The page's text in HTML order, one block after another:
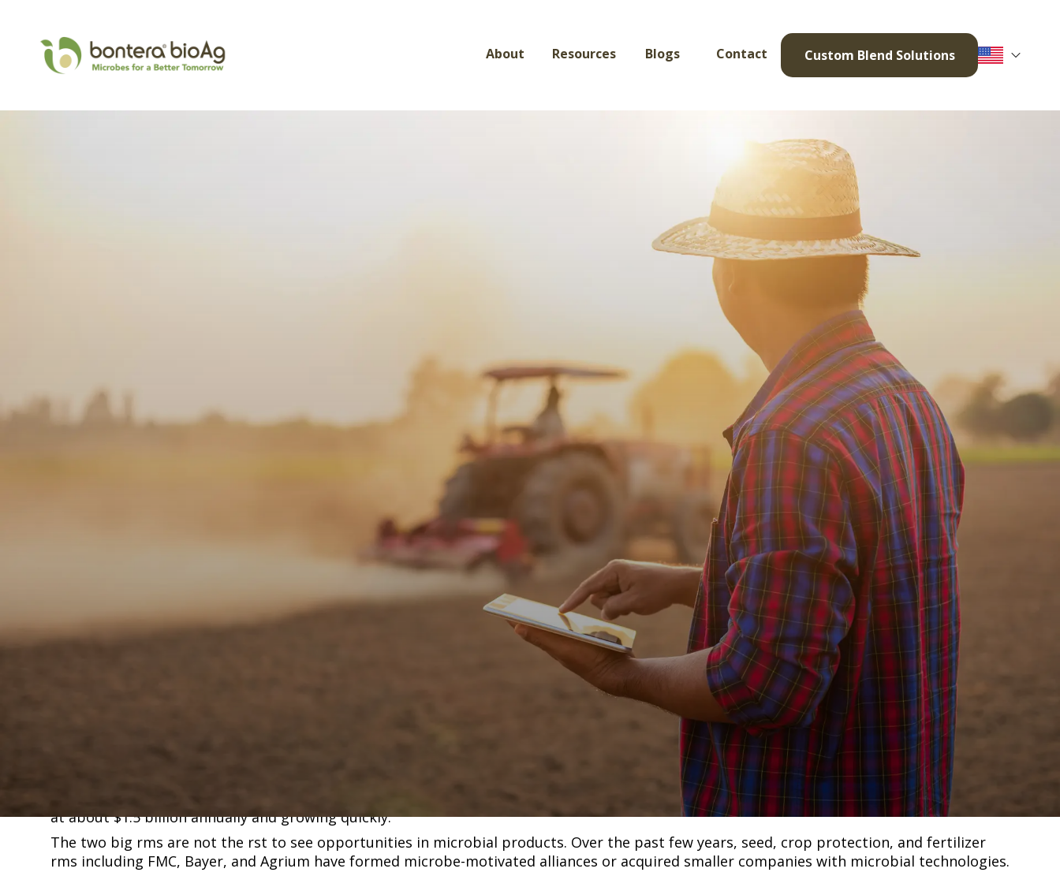
About Resources Blogs Contact Custom Blend Solutions
GROWING PROFITS WITH MICROBES​​​​‌ ‍ ​‍​‍‌‍ ‌ ​‍‌‍‍‌‌‍‌ ‌‍‍‌‌‍ ‍​‍​‍​ ‍‍​‍​‍‌ ​ ‌‍​‌‌‍ ‍‌‍‍‌‌ ‌​‌ ‍‌​‍ ‍‌‍‍‌‌‍ ​‍​‍​‍ ​​‍​‍‌‍‍​‌ ​‍‌‍‌‌‌‍‌‍​‍​‍​ ‍‍​‍​‍​‍ ‌ ​ ‌ ‌​‌ ‌‌‌‍‌​‌‍‍‌‌‍ ​‍ ‌‍‍‌‌‍ ‍‌ ‌​‌‍‌‌‌‍ ‍‌ ‌​​‍ ‌‍‌‌‌‍‌​‌‍‍‌‌ ‌​​‍ ‌‍ ‌‌‍ ‌‍‌​‌‍‌‌​ ‌‌ ​​‌ ​‍‌‍‌‌‌ ​ ‌‍‌‌‌‍ ‍‌ ‌​‌‍​‌‌ ‌​‌‍‍‌‌‍ ‌‍ ‍​ ‍ ‌‍‍‌‌‍‌​​ ‌‌ ​​‌‍ ‌ ​ ‌ ‌​​‍ ‍‌ ​ ‌‍​‌​‍ ‍‌‍‌ ‌ ​‍‌‍ ‌ ‌ ‌‍‍‌‌‍ ‍‌‍‌ ​‍ ‌‌ ​​‌ ​‍‌‍ ‌‍‌‍‌‍‍‌‌ ‌​‌ ​ ​‍ ‌‌ ‌ ‌‍‍‌‌ ‌​‌‍‍​​‍ ‌‌‍ ‌‌‍‍‌‌‍​ ‌ ​‍‌‍ ‌‍​‍‌‍‌‌‌ ​ ​ ‍ ‌ ‌​‌ ‍‌‌ ​​‌‍‌‌​ ‌‌ ​​‌‍ ‌ ​ ‌ ‌​​ ‍ ‌ ​​‌‍​‌‌ ‌​‌‍‍​​ ‌‌ ‌​‌‍‍‌‌ ‌​‌‍ ​‌‍‌‌​ ‌‍​‍‌‍​‌‌ ​ ‌‍‌‌‌‌‌‌‌ ​‍‌‍ ​​ ‌​‍‌‌​ ​‍‌​‌‍‌ ​ ‌ ‌​‌ ‌‌‌‍‌​‌‍‍‌‌‍ ​‍‌‍‌‍‍‌‌‍‌​​ ‌‌ ​​‌‍ ‌ ​ ‌ ‌​​‍ ‍‌ ​ ‌‍​‌​‍ ‍‌‍‌ ‌ ​‍‌‍ ‌ ‌ ‌‍‍‌‌‍ ‍‌‍‌ ​‍ ‌‌ ​​‌ ​‍‌‍ ‌‍‌‍‌‍‍‌‌ ‌​‌ ​ ​‍ ‌‌ ‌ ‌‍‍‌‌ ‌​‌‍‍​​‍ ‌‌‍ ‌‌‍‍‌‌‍​ ‌ ​‍‌‍ ‌‍​‍‌‍‌‌‌ ​ ​‍‌‍‌ ‌​‌ ‍‌‌ ​​‌‍‌‌​ ‌‌ ​​‌‍ ‌ ​ ‌ ‌​​‍‌‍‌ ​​‌‍​‌‌ ‌​‌‍‍​​ ‌‌ ‌​‌‍‍‌‌ ‌​‌‍ ​‌‍‌‌​‍‌‍‌ ​​‌‍‌‌‌ ​‍‌ ​ ‌ ​​‌‍‌‌‌‍​ ‌ ‌​‌‍‍‌‌ ‌‍‌‍‌‌​ ‌‌ ​​‌ ‌‌‌‍​‍‌‍ ​‌‍‍‌‌ ​ ‌‍‍​‌‍‌‌‌‍‌​​‍​‍‌ ‌
Chemical and Engineering News​​​​‌ ‍ ​‍​‍‌‍ ‌ ​‍‌‍‍‌‌‍‌ ‌‍‍‌‌‍ ‍​‍​‍​ ‍‍​‍​‍‌ ​ ‌‍​‌‌‍ ‍‌‍‍‌‌ ‌​‌ ‍‌​‍ ‍‌‍‍‌‌‍ ​‍​‍​‍ ​​‍​‍‌‍‍​‌ ​‍‌‍‌‌‌‍‌‍​‍​‍​ ‍‍​‍​‍​‍ ‌ ​ ‌ ‌​‌ ‌‌‌‍‌​‌‍‍‌‌‍ ​‍ ‌‍‍‌‌‍ ‍‌ ‌​‌‍‌‌‌‍ ‍‌ ‌​​‍ ‌‍‌‌‌‍‌​‌‍‍‌‌ ‌​​‍ ‌‍ ‌‌‍ ‌‍‌​‌‍‌‌​ ‌‌ ​​‌ ​‍‌‍‌‌‌ ​ ‌‍‌‌‌‍ ‍‌ ‌​‌‍​‌‌ ‌​‌‍‍‌‌‍ ‌‍ ‍​ ‍ ‌‍‍‌‌‍‌​​ ‌‌‍​‌‌ ‌‌‌ ‌​‌‍‍​‌‍ ‌ ​‍​‍ ‍‌ ​ ‌‍​‌​‍ ‍‌‍​ ‌‍‍​‌‍‌‌‌‍ ‌‌‍‍‌‌‍​ ‌‍​‌‌‍ ​​‍ ‌‌‍​‌‌‍ ‍‌‍‌​​‍ ‌‌‍‌‌‌‍ ‍‌‍‌ ‌‍‍‌‌‍ ‍‌‍‌‌‌‍‌‌‌ ​‍‌‍‍‌‌‍ ‍‌‍‌ ​‍ ‌‌‍ ‍‌‍‌‌‌ ‌ ‌ ​ ​ ‍ ‌ ‌​‌ ‍‌‌ ​​‌‍‌‌​ ‌‌‍​‌‌ ‌‌‌ ‌​‌‍‍​‌‍ ‌ ​‍​ ‍ ‌ ​​‌‍​‌‌ ‌​‌‍‍​​ ‌‌‍ ‍‌‍​‌‌‍ ‌‌‍‌‌​ ‌‍​‍‌‍​‌‌ ​ ‌‍‌‌‌‌‌‌‌ ​‍‌‍ ​​ ‌​‍‌‌​ ​‍‌​‌‍‌ ​ ‌ ‌​‌ ‌‌‌‍‌​‌‍‍‌‌‍ ​‍‌‍‌‍‍‌‌‍‌​​ ‌‌‍​‌‌ ‌‌‌ ‌​‌‍‍​‌‍ ‌ ​‍​‍ ‍‌ ​ ‌‍​‌​‍ ‍‌‍​ ‌‍‍​‌‍‌‌‌‍ ‌‌‍‍‌‌‍​ ‌‍​‌‌‍ ​​‍ ‌‌‍​‌‌‍ ‍‌‍‌​​‍ ‌‌‍‌‌‌‍ ‍‌‍‌ ‌‍‍‌‌‍ ‍‌‍‌‌‌‍‌‌‌ ​‍‌‍‍‌‌‍ ‍‌‍‌ ​‍ ‌‌‍ ‍‌‍‌‌‌ ‌ ‌ ​ ​‍‌‍‌ ‌​‌ ‍‌‌ ​​‌‍‌‌​ ‌‌‍​‌‌ ‌‌‌ ‌​‌‍‍​‌‍ ‌ ​‍​‍‌‍‌ ​​‌‍​‌‌ ‌​‌‍‍​​ ‌‌‍ ‍‌‍​‌‌‍ ‌‌‍‌‌​‍‌‍‌ ​​‌‍‌‌‌ ​‍‌ ​ ‌ ​​‌‍‌‌‌‍​ ‌ ‌​‌‍‍‌‌ ‌‍‌‍‌‌​ ‌‌ ​​‌ ‌‌‌‍​‍‌‍ ​‌‍‍‌‌ ​ ‌‍‍​‌‍‌‌‌‍‌​​‍​‍‌ ‌
Agriculture industry seizes on beneficial fungi and bacteria to help thwart disease and increase
, published in Chemical and Engineering News Vol 92, Issue 37)​​​​‌ ‍ ​‍​‍‌‍ ‌ ​‍‌‍‍‌‌‍‌ ‌‍‍‌‌‍ ‍​‍​‍​ ‍‍​‍​‍‌ ​ ‌‍​‌‌‍ ‍‌‍‍‌‌ ‌​‌ ‍‌​‍ ‍‌‍‍‌‌‍ ​‍​‍​‍ ​​‍​‍‌‍‍​‌ ​‍‌‍‌‌‌‍‌‍​‍​‍​ ‍‍​‍​‍​‍ ‌ ​ ‌ ‌​‌ ‌‌‌‍‌​‌‍‍‌‌‍ ​‍ ‌‍‍‌‌‍ ‍‌ ‌​‌‍‌‌‌‍ ‍‌ ‌​​‍ ‌‍‌‌‌‍‌​‌‍‍‌‌ ‌​​‍ ‌‍ ‌‌‍ ‌‍‌​‌‍‌‌​ ‌‌ ​​‌ ​‍‌‍‌‌‌ ​ ‌‍‌‌‌‍ ‍‌ ‌​‌‍​‌‌ ‌​‌‍‍‌‌‍ ‌‍ ‍​ ‍ ‌‍‍‌‌‍‌​​ ‌‌ ​​‌‍ ‌ ​ ‌ ‌​​‍ ‍‌ ​ ‌‍​‌​‍ ‍‌‍‌ ‌ ​‍‌‍ ‌ ‌ ‌‍‍‌‌‍ ‍‌‍‌ ​‍ ‌‌ ​​‌ ​‍‌‍ ‌‍‌‍‌‍‍‌‌ ‌​‌ ​ ​‍ ‌‌ ‌ ‌‍‍‌‌ ‌​‌‍‍​​‍ ‌‌‍ ‌‌‍‍‌‌‍​ ‌ ​‍‌‍ ‌‍​‍‌‍‌‌‌ ​ ​ ‍ ‌ ‌​‌ ‍‌‌ ​​‌‍‌‌​ ‌‌ ​​‌‍ ‌ ​ ‌ ‌​​ ‍ ‌ ​​‌‍​‌‌ ‌​‌‍‍​​ ‌‌‍​‍‌‍ ‌‍‌​‌ ‍‌​‍‌‌​ ‌‌‌​​‍‌‌ ‌‍‍ ‌‍‌‌‌ ‍‌​‍‌‌​ ​ ‌​‌​​‍‌‌​ ​ ‌​‌​​‍‌‌​ ​‍​ ​‍​ ‌‌‌‍​‍​ ‍‌​ ​ ‌‍​ ​ ‍‌‌‍​ ​ ‌‌‌‍‌‌​ ‍​‌‍​‌‌‍​‍​‍‌‌​ ​‍​ ​‍​‍‌‌​ ‌‌‌​‌​​‍ ‍‌‍​ ‌‍‍​‌‍‍‌‌‍ ​‌‍‌​‌ ​‍‌‍‌‌‌‍ ‍​‍‌‌​ ‌‌‌​​‍‌‌ ‌‍‍ ‌‍‌‌‌ ‍‌​‍‌‌​ ​ ‌​‌​​‍‌‌​ ​ ‌​‌​​‍‌‌​ ​‍​ ​‍‌‍​‍​ ​‌‌‍‌‍​ ​​​ ‌​‌‍‌‍​ ​​‌‍‌​‌‍​‌​ ‍​​ ​‌​ ​​​‍‌‌​ ​‍​ ​‍​‍‌‌​ ‌‌‌​‌​​‍ ‍‌ ‌​‌‍‌‌‌ ‍​‌ ‌​​ ‌‍​‍‌‍​‌‌ ​ ‌‍‌‌‌‌‌‌‌ ​‍‌‍ ​​ ‌​‍‌‌​ ​‍‌​‌‍‌ ​ ‌ ‌​‌ ‌‌‌‍‌​‌‍‍‌‌‍ ​‍‌‍‌‍‍‌‌‍‌​​ ‌‌ ​​‌‍ ‌ ​ ‌ ‌​​‍ ‍‌ ​ ‌‍​‌​‍ ‍‌‍‌ ‌ ​‍‌‍ ‌ ‌ ‌‍‍‌‌‍ ‍‌‍‌ ​‍ ‌‌ ​​‌ ​‍‌‍ ‌‍‌‍‌‍‍‌‌ ‌​‌ ​ ​‍ ‌‌ ‌ ‌‍‍‌‌ ‌​‌‍‍​​‍ ‌‌‍ ‌‌‍‍‌‌‍​ ‌ ​‍‌‍ ‌‍​‍‌‍‌‌‌ ​ ​‍‌‍‌ ‌​‌ ‍‌‌ ​​‌‍‌‌​ ‌‌ ​​‌‍ ‌ ​ ‌ ‌​​‍‌‍‌ ​​‌‍​‌‌ ‌​‌‍‍​​ ‌‌‍​‍‌‍ ‌‍‌​‌ ‍‌​‍‌‌​ ‌‌‌​​‍‌‌ ‌‍‍ ‌‍‌‌‌ ‍‌​‍‌‌​ ​ ‌​‌​​‍‌‌​ ​ ‌​‌​​‍‌‌​ ​‍​ ​‍​ ‌‌‌‍​‍​ ‍‌​ ​ ‌‍​ ​ ‍‌‌‍​ ​ ‌‌‌‍‌‌​ ‍​‌‍​‌‌‍​‍​‍‌‌​ ​‍​ ​‍​‍‌‌​ ‌‌‌​‌​​‍ ‍‌‍​ ‌‍‍​‌‍‍‌‌‍ ​‌‍‌​‌ ​‍‌‍‌‌‌‍ ‍​‍‌‌​ ‌‌‌​​‍‌‌ ‌‍‍ ‌‍‌‌‌ ‍‌​‍‌‌​ ​ ‌​‌​​‍‌‌​ ​ ‌​‌​​‍‌‌​ ​‍​ ​‍‌‍​‍​ ​‌‌‍‌‍​ ​​​ ‌​‌‍‌‍​ ​​‌‍‌​‌‍​‌​ ‍​​ ​‌​ ​​​‍‌‌​ ​‍​ ​‍​‍‌‌​ ‌‌‌​‌​​‍ ‍‌ ‌​‌‍‌‌‌ ‍​‌ ‌​​‍‌‍‌ ​​‌‍‌‌‌ ​‍‌ ​ ‌ ​​‌‍‌‌‌‍​ ‌ ‌​‌‍‍‌‌ ‌‍‌‍‌‌​ ‌‌ ​​‌ ‌‌‌‍​‍‌‍ ​‌‍‍‌‌ ​ ‌‍‍​‌‍‌‌‌‍‌​​‍​‍‌ ‌
chairman of the agribusiness giant Monsanto, calls microbes “the next major platform in agriculture that will drive yield and
productivity beyond the seed itself.” And seed treatments incorporating those microbes, he says, are “the biggest near-term opportunity.”​​​​‌ ‍ ​‍​‍‌‍ ‌ ​‍‌‍‍‌‌‍‌ ‌‍‍‌‌‍ ‍​‍​‍​ ‍‍​‍​‍‌ ​ ‌‍​‌‌‍ ‍‌‍‍‌‌ ‌​‌ ‍‌​‍ ‍‌‍‍‌‌‍ ​‍​‍​‍ ​​‍​‍‌‍‍​‌ ​‍‌‍‌‌‌‍‌‍​‍​‍​ ‍‍​‍​‍​‍ ‌ ​ ‌ ‌​‌ ‌‌‌‍‌​‌‍‍‌‌‍ ​‍ ‌‍‍‌‌‍ ‍‌ ‌​‌‍‌‌‌‍ ‍‌ ‌​​‍ ‌‍‌‌‌‍‌​‌‍‍‌‌ ‌​​‍ ‌‍ ‌‌‍ ‌‍‌​‌‍‌‌​ ‌‌ ​​‌ ​‍‌‍‌‌‌ ​ ‌‍‌‌‌‍ ‍‌ ‌​‌‍​‌‌ ‌​‌‍‍‌‌‍ ‌‍ ‍​ ‍ ‌‍‍‌‌‍‌​​ ‌‌ ​​‌‍ ‌ ​ ‌ ‌​​‍ ‍‌ ​ ‌‍​‌​‍ ‍‌‍‌ ‌ ​‍‌‍ ‌ ‌ ‌‍‍‌‌‍ ‍‌‍‌ ​‍ ‌‌ ​​‌ ​‍‌‍ ‌‍‌‍‌‍‍‌‌ ‌​‌ ​ ​‍ ‌‌ ‌ ‌‍‍‌‌ ‌​‌‍‍​​‍ ‌‌‍ ‌‌‍‍‌‌‍​ ‌ ​‍‌‍ ‌‍​‍‌‍‌‌‌ ​ ​ ‍ ‌ ‌​‌ ‍‌‌ ​​‌‍‌‌​ ‌‌ ​​‌‍ ‌ ​ ‌ ‌​​ ‍ ‌ ​​‌‍​‌‌ ‌​‌‍‍​​ ‌‌‍​‍‌‍ ‌‍‌​‌ ‍‌​‍‌‌​ ‌‌‌​​‍‌‌ ‌‍‍ ‌‍‌‌‌ ‍‌​‍‌‌​ ​ ‌​‌​​‍‌‌​ ​ ‌​‌​​‍‌‌​ ​‍​ ​‍​ ​‌​ ‌ ‌‍​‌‌‍‌‌‌‍​‌‌‍‌‌‌‍‌​‌‍‌‌‌‍​‍​ ​‌​ ‌‍​ ​​​‍‌‌​ ​‍​ ​‍​‍‌‌​ ‌‌‌​‌​​‍ ‍‌‍​ ‌‍‍​‌‍‍‌‌‍ ​‌‍‌​‌ ​‍‌‍‌‌‌‍ ‍​‍‌‌​ ‌‌‌​​‍‌‌ ‌‍‍ ‌‍‌‌‌ ‍‌​‍‌‌​ ​ ‌​‌​​‍‌‌​ ​ ‌​‌​​‍‌‌​ ​‍​ ​‍​ ​‍​ ‍​‌‍‌‌‌‍​ ​ ‌​‌‍‌​‌‍‌​​ ‌ ​ ​ ​ ‌​‌‍‌‌‌‍​‍​ ​‌​‍‌‌​ ​‍​ ​‍​‍‌‌​ ‌‌‌​‌​​‍ ‍‌ ‌​‌‍‌‌‌ ‍​‌ ‌​​ ‌‍​‍‌‍​‌‌ ​ ‌‍‌‌‌‌‌‌‌ ​‍‌‍ ​​ ‌​‍‌‌​ ​‍‌​‌‍‌ ​ ‌ ‌​‌ ‌‌‌‍‌​‌‍‍‌‌‍ ​‍‌‍‌‍‍‌‌‍‌​​ ‌‌ ​​‌‍ ‌ ​ ‌ ‌​​‍ ‍‌ ​ ‌‍​‌​‍ ‍‌‍‌ ‌ ​‍‌‍ ‌ ‌ ‌‍‍‌‌‍ ‍‌‍‌ ​‍ ‌‌ ​​‌ ​‍‌‍ ‌‍‌‍‌‍‍‌‌ ‌​‌ ​ ​‍ ‌‌ ‌ ‌‍‍‌‌ ‌​‌‍‍​​‍ ‌‌‍ ‌‌‍‍‌‌‍​ ‌ ​‍‌‍ ‌‍​‍‌‍‌‌‌ ​ ​‍‌‍‌ ‌​‌ ‍‌‌ ​​‌‍‌‌​ ‌‌ ​​‌‍ ‌ ​ ‌ ‌​​‍‌‍‌ ​​‌‍​‌‌ ‌​‌‍‍​​ ‌‌‍​‍‌‍ ‌‍‌​‌ ‍‌​‍‌‌​ ‌‌‌​​‍‌‌ ‌‍‍ ‌‍‌‌‌ ‍‌​‍‌‌​ ​ ‌​‌​​‍‌‌​ ​ ‌​‌​​‍‌‌​ ​‍​ ​‍​ ​‌​ ‌ ‌‍​‌‌‍‌‌‌‍​‌‌‍‌‌‌‍‌​‌‍‌‌‌‍​‍​ ​‌​ ‌‍​ ​​​‍‌‌​ ​‍​ ​‍​‍‌‌​ ‌‌‌​‌​​‍ ‍‌‍​ ‌‍‍​‌‍‍‌‌‍ ​‌‍‌​‌ ​‍‌‍‌‌‌‍ ‍​‍‌‌​ ‌‌‌​​‍‌‌ ‌‍‍ ‌‍‌‌‌ ‍‌​‍‌‌​ ​ ‌​‌​​‍‌‌​ ​ ‌​‌​​‍‌‌​ ​‍​ ​‍​ ​‍​ ‍​‌‍‌‌‌‍​ ​ ‌​‌‍‌​‌‍‌​​ ‌ ​ ​ ​ ‌​‌‍‌‌‌‍​‍​ ​‌​‍‌‌​ ​‍​ ​‍​‍‌‌​ ‌‌‌​‌​​‍ ‍‌ ‌​‌‍‌‌‌ ‍​‌ ‌​​‍‌‍‌ ​​‌‍‌‌‌ ​‍‌ ​ ‌ ​​‌‍‌‌‌‍​ ‌ ‌​‌‍‍‌‌ ‌‍‌‍‌‌​ ‌‌ ​​‌ ‌‌‌‍​‍‌‍ ​‌‍‍‌‌ ​ ‌‍‍​‌‍‌‌‌‍‌​​‍​‍‌ ‌
Those declarations came at a press conference last December at which Monsanto and fermentation expert Novozymes revealed a strategic
alliance focused on microbial pesticides and growth-enhancing seed treatments. Monsanto estimated the global market for such remedies
at about $1.5 billion annually and growing quickly.​​​​‌ ‍ ​‍​‍‌‍ ‌ ​‍‌‍‍‌‌‍‌ ‌‍‍‌‌‍ ‍​‍​‍​ ‍‍​‍​‍‌ ​ ‌‍​‌‌‍ ‍‌‍‍‌‌ ‌​‌ ‍‌​‍ ‍‌‍‍‌‌‍ ​‍​‍​‍ ​​‍​‍‌‍‍​‌ ​‍‌‍‌‌‌‍‌‍​‍​‍​ ‍‍​‍​‍​‍ ‌ ​ ‌ ‌​‌ ‌‌‌‍‌​‌‍‍‌‌‍ ​‍ ‌‍‍‌‌‍ ‍‌ ‌​‌‍‌‌‌‍ ‍‌ ‌​​‍ ‌‍‌‌‌‍‌​‌‍‍‌‌ ‌​​‍ ‌‍ ‌‌‍ ‌‍‌​‌‍‌‌​ ‌‌ ​​‌ ​‍‌‍‌‌‌ ​ ‌‍‌‌‌‍ ‍‌ ‌​‌‍​‌‌ ‌​‌‍‍‌‌‍ ‌‍ ‍​ ‍ ‌‍‍‌‌‍‌​​ ‌‌ ​​‌‍ ‌ ​ ‌ ‌​​‍ ‍‌ ​ ‌‍​‌​‍ ‍‌‍‌ ‌ ​‍‌‍ ‌ ‌ ‌‍‍‌‌‍ ‍‌‍‌ ​‍ ‌‌ ​​‌ ​‍‌‍ ‌‍‌‍‌‍‍‌‌ ‌​‌ ​ ​‍ ‌‌ ‌ ‌‍‍‌‌ ‌​‌‍‍​​‍ ‌‌‍ ‌‌‍‍‌‌‍​ ‌ ​‍‌‍ ‌‍​‍‌‍‌‌‌ ​ ​ ‍ ‌ ‌​‌ ‍‌‌ ​​‌‍‌‌​ ‌‌ ​​‌‍ ‌ ​ ‌ ‌​​ ‍ ‌ ​​‌‍​‌‌ ‌​‌‍‍​​ ‌‌‍​‍‌‍ ‌‍‌​‌ ‍‌​‍‌‌​ ‌‌‌​​‍‌‌ ‌‍‍ ‌‍‌‌‌ ‍‌​‍‌‌​ ​ ‌​‌​​‍‌‌​ ​ ‌​‌​​‍‌‌​ ​‍​ ​‍‌‍​‌​ ‌‍​ ‌​​ ​‍​ ​‌​ ​ ‌‍​‌​ ​ ​ ‍‌‌‍​‌​ ‍​‌‍​‍​‍‌‌​ ​‍​ ​‍​‍‌‌​ ‌‌‌​‌​​‍ ‍‌‍​ ‌‍‍​‌‍‍‌‌‍ ​‌‍‌​‌ ​‍‌‍‌‌‌‍ ‍​‍‌‌​ ‌‌‌​​‍‌‌ ‌‍‍ ‌‍‌‌‌ ‍‌​‍‌‌​ ​ ‌​‌​​‍‌‌​ ​ ‌​‌​​‍‌‌​ ​‍​ ​‍‌‍‌‌​ ‌​‌‍​‍‌‍‌‍​ ‌‌‌‍​‍‌‍‌‍‌‍‌‍​ ​​​ ​‌​ ‌‌‌‍​‌​ ​​​‍‌‌​ ​‍​ ​‍​‍‌‌​ ‌‌‌​‌​​‍ ‍‌ ‌​‌‍‌‌‌ ‍​‌ ‌​​ ‌‍​‍‌‍​‌‌ ​ ‌‍‌‌‌‌‌‌‌ ​‍‌‍ ​​ ‌​‍‌‌​ ​‍‌​‌‍‌ ​ ‌ ‌​‌ ‌‌‌‍‌​‌‍‍‌‌‍ ​‍‌‍‌‍‍‌‌‍‌​​ ‌‌ ​​‌‍ ‌ ​ ‌ ‌​​‍ ‍‌ ​ ‌‍​‌​‍ ‍‌‍‌ ‌ ​‍‌‍ ‌ ‌ ‌‍‍‌‌‍ ‍‌‍‌ ​‍ ‌‌ ​​‌ ​‍‌‍ ‌‍‌‍‌‍‍‌‌ ‌​‌ ​ ​‍ ‌‌ ‌ ‌‍‍‌‌ ‌​‌‍‍​​‍ ‌‌‍ ‌‌‍‍‌‌‍​ ‌ ​‍‌‍ ‌‍​‍‌‍‌‌‌ ​ ​‍‌‍‌ ‌​‌ ‍‌‌ ​​‌‍‌‌​ ‌‌ ​​‌‍ ‌ ​ ‌ ‌​​‍‌‍‌ ​​‌‍​‌‌ ‌​‌‍‍​​ ‌‌‍​‍‌‍ ‌‍‌​‌ ‍‌​‍‌‌​ ‌‌‌​​‍‌‌ ‌‍‍ ‌‍‌‌‌ ‍‌​‍‌‌​ ​ ‌​‌​​‍‌‌​ ​ ‌​‌​​‍‌‌​ ​‍​ ​‍‌‍​‌​ ‌‍​ ‌​​ ​‍​ ​‌​ ​ ‌‍​‌​ ​ ​ ‍‌‌‍​‌​ ‍​‌‍​‍​‍‌‌​ ​‍​ ​‍​‍‌‌​ ‌‌‌​‌​​‍ ‍‌‍​ ‌‍‍​‌‍‍‌‌‍ ​‌‍‌​‌ ​‍‌‍‌‌‌‍ ‍​‍‌‌​ ‌‌‌​​‍‌‌ ‌‍‍ ‌‍‌‌‌ ‍‌​‍‌‌​ ​ ‌​‌​​‍‌‌​ ​ ‌​‌​​‍‌‌​ ​‍​ ​‍‌‍‌‌​ ‌​‌‍​‍‌‍‌‍​ ‌‌‌‍​‍‌‍‌‍‌‍‌‍​ ​​​ ​‌​ ‌‌‌‍​‌​ ​​​‍‌‌​ ​‍​ ​‍​‍‌‌​ ‌‌‌​‌​​‍ ‍‌ ‌​‌‍‌‌‌ ‍​‌ ‌​​‍‌‍‌ ​​‌‍‌‌‌ ​‍‌ ​ ‌ ​​‌‍‌‌‌‍​ ‌ ‌​‌‍‍‌‌ ‌‍‌‍‌‌​ ‌‌ ​​‌ ‌‌‌‍​‍‌‍ ​‌‍‍‌‌ ​ ‌‍‍​‌‍‌‌‌‍‌​​‍​‍‌ ‌
The two big firms are not the first to see opportunities in microbial products. Over the past few years, seed, crop protection, and fertilizer
firms including FMC, Bayer, and Agrium have formed microbe-motivated alliances or acquired smaller companies with microbial technologies.​​​​‌ ‍ ​‍​‍‌‍ ‌ ​‍‌‍‍‌‌‍‌ ‌‍‍‌‌‍ ‍​‍​‍​ ‍‍​‍​‍‌ ​ ‌‍​‌‌‍ ‍‌‍‍‌‌ ‌​‌ ‍‌​‍ ‍‌‍‍‌‌‍ ​‍​‍​‍ ​​‍​‍‌‍‍​‌ ​‍‌‍‌‌‌‍‌‍​‍​‍​ ‍‍​‍​‍​‍ ‌ ​ ‌ ‌​‌ ‌‌‌‍‌​‌‍‍‌‌‍ ​‍ ‌‍‍‌‌‍ ‍‌ ‌​‌‍‌‌‌‍ ‍‌ ‌​​‍ ‌‍‌‌‌‍‌​‌‍‍‌‌ ‌​​‍ ‌‍ ‌‌‍ ‌‍‌​‌‍‌‌​ ‌‌ ​​‌ ​‍‌‍‌‌‌ ​ ‌‍‌‌‌‍ ‍‌ ‌​‌‍​‌‌ ‌​‌‍‍‌‌‍ ‌‍ ‍​ ‍ ‌‍‍‌‌‍‌​​ ‌‌ ​​‌‍ ‌ ​ ‌ ‌​​‍ ‍‌ ​ ‌‍​‌​‍ ‍‌‍‌ ‌ ​‍‌‍ ‌ ‌ ‌‍‍‌‌‍ ‍‌‍‌ ​‍ ‌‌ ​​‌ ​‍‌‍ ‌‍‌‍‌‍‍‌‌ ‌​‌ ​ ​‍ ‌‌ ‌ ‌‍‍‌‌ ‌​‌‍‍​​‍ ‌‌‍ ‌‌‍‍‌‌‍​ ‌ ​‍‌‍ ‌‍​‍‌‍‌‌‌ ​ ​ ‍ ‌ ‌​‌ ‍‌‌ ​​‌‍‌‌​ ‌‌ ​​‌‍ ‌ ​ ‌ ‌​​ ‍ ‌ ​​‌‍​‌‌ ‌​‌‍‍​​ ‌‌‍​‍‌‍ ‌‍‌​‌ ‍‌​‍‌‌​ ‌‌‌​​‍‌‌ ‌‍‍ ‌‍‌‌‌ ‍‌​‍‌‌​ ​ ‌​‌​​‍‌‌​ ​ ‌​‌​​‍‌‌​ ​‍​ ​‍‌‍‌​‌‍​‌‌‍​‍‌‍‌‍‌‍‌‌​ ​​​ ​‍‌‍‌‌‌‍‌‌‌‍‌‌‌‍‌​​ ‌ ​‍‌‌​ ​‍​ ​‍​‍‌‌​ ‌‌‌​‌​​‍ ‍‌‍​ ‌‍‍​‌‍‍‌‌‍ ​‌‍‌​‌ ​‍‌‍‌‌‌‍ ‍​‍‌‌​ ‌‌‌​​‍‌‌ ‌‍‍ ‌‍‌‌‌ ‍‌​‍‌‌​ ​ ‌​‌​​‍‌‌​ ​ ‌​‌​​‍‌‌​ ​‍​ ​‍​ ​‌​ ​ ​ ​​‌‍‌‍​ ‌‌​ ​ ‌‍​‌‌‍‌‌​ ​‍​ ‍​​ ‍​‌‍​ ​ ​​​‍‌‌​ ​‍​ ​‍​‍‌‌​ ‌‌‌​‌​​‍ ‍‌ ‌​‌‍‌‌‌ ‍​‌ ‌​​ ‌‍​‍‌‍​‌‌ ​ ‌‍‌‌‌‌‌‌‌ ​‍‌‍ ​​ ‌​‍‌‌​ ​‍‌​‌‍‌ ​ ‌ ‌​‌ ‌‌‌‍‌​‌‍‍‌‌‍ ​‍‌‍‌‍‍‌‌‍‌​​ ‌‌ ​​‌‍ ‌ ​ ‌ ‌​​‍ ‍‌ ​ ‌‍​‌​‍ ‍‌‍‌ ‌ ​‍‌‍ ‌ ‌ ‌‍‍‌‌‍ ‍‌‍‌ ​‍ ‌‌ ​​‌ ​‍‌‍ ‌‍‌‍‌‍‍‌‌ ‌​‌ ​ ​‍ ‌‌ ‌ ‌‍‍‌‌ ‌​‌‍‍​​‍ ‌‌‍ ‌‌‍‍‌‌‍​ ‌ ​‍‌‍ ‌‍​‍‌‍‌‌‌ ​ ​‍‌‍‌ ‌​‌ ‍‌‌ ​​‌‍‌‌​ ‌‌ ​​‌‍ ‌ ​ ‌ ‌​​‍‌‍‌ ​​‌‍​‌‌ ‌​‌‍‍​​ ‌‌‍​‍‌‍ ‌‍‌​‌ ‍‌​‍‌‌​ ‌‌‌​​‍‌‌ ‌‍‍ ‌‍‌‌‌ ‍‌​‍‌‌​ ​ ‌​‌​​‍‌‌​ ​ ‌​‌​​‍‌‌​ ​‍​ ​‍‌‍‌​‌‍​‌‌‍​‍‌‍‌‍‌‍‌‌​ ​​​ ​‍‌‍‌‌‌‍‌‌‌‍‌‌‌‍‌​​ ‌ ​‍‌‌​ ​‍​ ​‍​‍‌‌​ ‌‌‌​‌​​‍ ‍‌‍​ ‌‍‍​‌‍‍‌‌‍ ​‌‍‌​‌ ​‍‌‍‌‌‌‍ ‍​‍‌‌​ ‌‌‌​​‍‌‌ ‌‍‍ ‌‍‌‌‌ ‍‌​‍‌‌​ ​ ‌​‌​​‍‌‌​ ​ ‌​‌​​‍‌‌​ ​‍​ ​‍​ ​‌​ ​ ​ ​​‌‍‌‍​ ‌‌​ ​ ‌‍​‌‌‍‌‌​ ​‍​ ‍​​ ‍​‌‍​ ​ ​​​‍‌‌​ ​‍​ ​‍​‍‌‌​ ‌‌‌​‌​​‍ ‍‌ ‌​‌‍‌‌‌ ‍​‌ ‌​​‍‌‍‌ ​​‌‍‌‌‌ ​‍‌ ​ ‌ ​​‌‍‌‌‌‍​ ‌ ‌​‌‍‍‌‌ ‌‍‌‍‌‌​ ‌‌ ​​‌ ‌‌‌‍​‍‌‍ ​‌‍‍‌‌ ​ ‌‍‍​‌‍‌‌‌‍‌​​‍​‍‌ ‌